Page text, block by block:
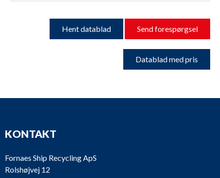
Hent datablad Send forespørgsel
Datablad med pris
KONTAKT
Fornaes Ship Recycling ApS
Rolshøjvej 12